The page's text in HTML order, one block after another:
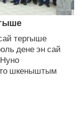
тергыше
дене эн сай
шкеныштым